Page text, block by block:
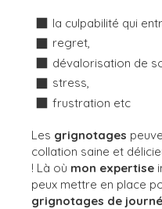
la culpabilité qui
regret,
dévalorisation de
stress,
frustration etc
Les grignotages
collation saine et
! Là où mon expertise
peux mettre en place
grignotages de